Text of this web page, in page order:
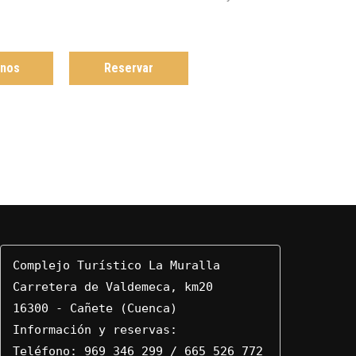
Reservar
Complejo Turístico La Muralla
Carretera de Valdemeca, km20
16300 - Cañete (Cuenca)
Información y reservas:
Teléfono: 969 346 299 / 665 526 772